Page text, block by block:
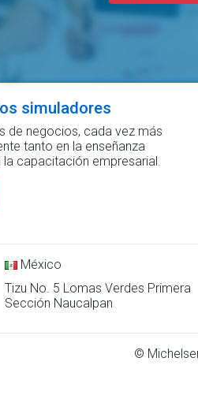
simuladores
de negocios, cada vez más
tanto en la enseñanza
capacitación empresarial.
México
Tizu No. 5 Lomas Verdes Primera
Sección Naucalpan
©